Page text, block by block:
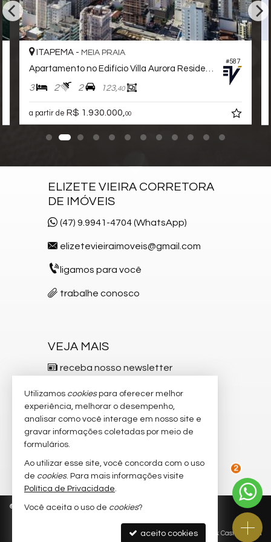
Câmeras de Segurança
Gás Central
Elevador
Deck Molhado
Solarium
Espaço Zen
Box de Praia
Estar Social
Acessibilidade para PNE
Hidromassagem
#587
ITAPEMA - MEIA PRAIA
Apartamento no Edifício Villa Aurora Residence
3 2 2 123,40
a partir de R$ 1.930.000,00
ELIZETE VIEIRA CORRETORA
DE IMÓVEIS
(47) 9.9941-4704 (WhatsApp)
elizetevieiraimoveis@gmail.com
ligamos para você
trabalhe conosco
VEJA MAIS
receba nosso newsletter
indicadores financeiros
cadastre seu imóvel
imóveis favoritos
mapa de imóveis
© 2026 CRECI/SC 5.537-F Política de Privacidade
Site para imobiliárias: Castel Digital
2
Utilizamos cookiespara oferecer melhor
experiência, melhorar o desempenho,
analisar como você interage em nosso site e
gravar informações coletadas por meio de
formulários.
Ao utilizar esse site, você concorda com o uso
de cookies. Para mais informações visite
Política de Privacidade.
Você aceita o uso de cookies?
aceito cookies